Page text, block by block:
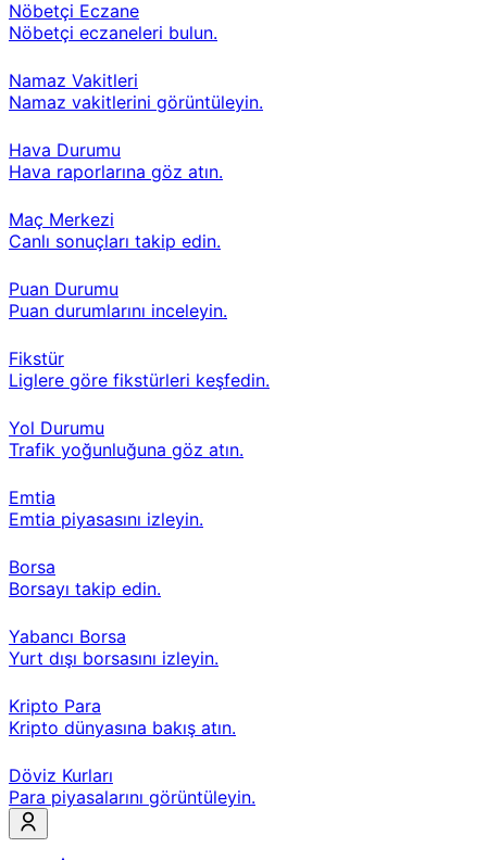
Nöbetçi Eczane
Nöbetçi eczaneleri bulun.
Namaz Vakitleri
Namaz vakitlerini görüntüleyin.
Hava Durumu
Hava raporlarına göz atın.
Maç Merkezi
Canlı sonuçları takip edin.
Puan Durumu
Puan durumlarını inceleyin.
Fikstür
Liglere göre fikstürleri keşfedin.
Yol Durumu
Trafik yoğunluğuna göz atın.
Emtia
Emtia piyasasını izleyin.
Borsa
Borsayı takip edin.
Yabancı Borsa
Yurt dışı borsasını izleyin.
Kripto Para
Kripto dünyasına bakış atın.
Döviz Kurları
Para piyasalarını görüntüleyin.